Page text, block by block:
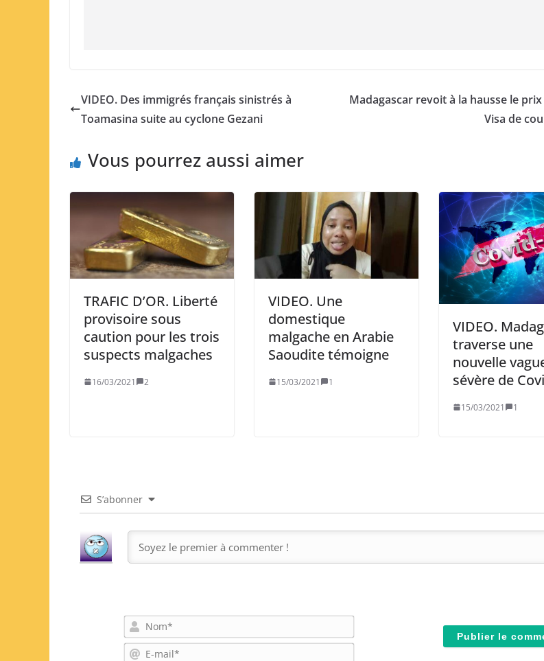
VIDEO. Des immigrés français sinistrés à
Toamasina suite au cyclone Gezani
Madagascar revoit à la hausse le
Visa de
Vous pourrez aussi aimer
TRAFIC D’OR. Liberté
provisoire sous
caution pour les trois
suspects malgaches
16/03/2021 2
VIDEO. Une
domestique
malgache en Arabie
Saoudite témoigne
15/03/2021 1
VIDEO.
traverse une
nouvelle
sévère de
15/03/2021 1
S’abonner
o